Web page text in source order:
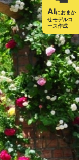
AIにおまか
せモデルコ
ース作成